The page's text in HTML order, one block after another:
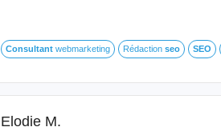
Consultantwebmarketing Rédaction seo SEO
Elodie M.